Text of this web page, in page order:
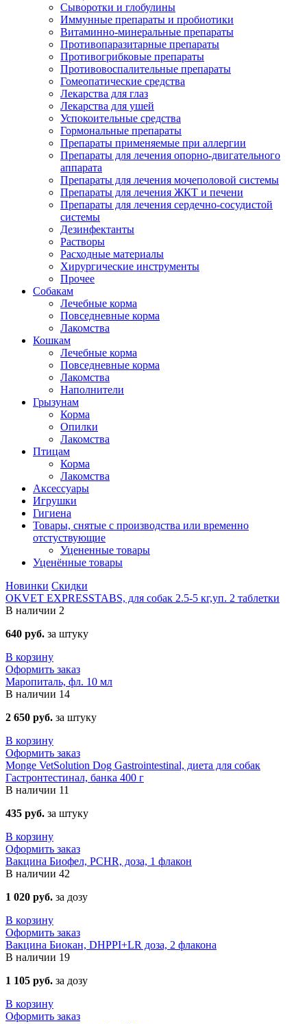
Сыворотки и глобулины
Иммунные препараты и пробиотики
Витаминно-минеральные препараты
Противопаразитарные препараты
Противогрибковые препараты
Противовоспалительные препараты
Гомеопатические средства
Лекарства для глаз
Лекарства для ушей
Успокоительные средства
Гормональные препараты
Препараты применяемые при аллергии
Препараты для лечения опорно-двигательного
аппарата
Препараты для лечения мочеполовой системы
Препараты для лечения ЖКТ и печени
Препараты для лечения сердечно-сосудистой
системы
Дезинфектанты
Растворы
Расходные материалы
Хирургические инструменты
Прочее
Собакам
Лечебные корма
Повседневные корма
Лакомства
Кошкам
Лечебные корма
Повседневные корма
Лакомства
Наполнители
Грызунам
Корма
Опилки
Лакомства
Птицам
Корма
Лакомства
Аксессуары
Игрушки
Гигиена
Товары, снятые с производства или временно
отстуствующие
Уцененные товары
Уценённые товары
Новинки Скидки
OKVET EXPRESSTABS, для собак 2.5-5 кг,уп. 2 таблетки
В наличии 2
640 руб. за штуку
В корзину
Оформить заказ
Маропиталь, фл. 10 мл
В наличии 14
2 650 руб. за штуку
В корзину
Оформить заказ
Monge VetSolution Dog Gastrointestinal, диета для собак
Гастронтестинал, банка 400 г
В наличии 11
435 руб. за штуку
В корзину
Оформить заказ
Вакцина Биофел, PCHR, доза, 1 флакон
В наличии 42
1 020 руб. за дозу
В корзину
Оформить заказ
Вакцина Биокан, DHPPI+LR доза, 2 флакона
В наличии 19
1 105 руб. за дозу
В корзину
Оформить заказ